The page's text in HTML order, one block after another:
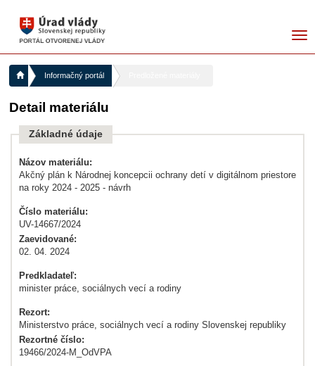
Informačný portál
Detail materiálu
Základné údaje
Názov materiálu:
Akčný plán k Národnej koncepcii ochrany detí v digitálnom priestore
na roky 2024 - 2025 - návrh
Číslo materiálu:
UV-14667/2024
Zaevidované:
02. 04. 2024
Predkladateľ:
minister práce, sociálnych vecí a rodiny
Rezort:
Ministerstvo práce, sociálnych vecí a rodiny Slovenskej republiky
Rezortné číslo:
19466/2024-M_OdVPA